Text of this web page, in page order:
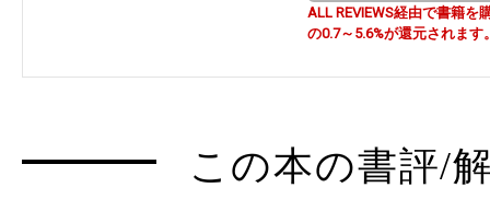
ALL REVIEWS経由で書籍
の0.7～5.6%が還元されます
この本の書評/